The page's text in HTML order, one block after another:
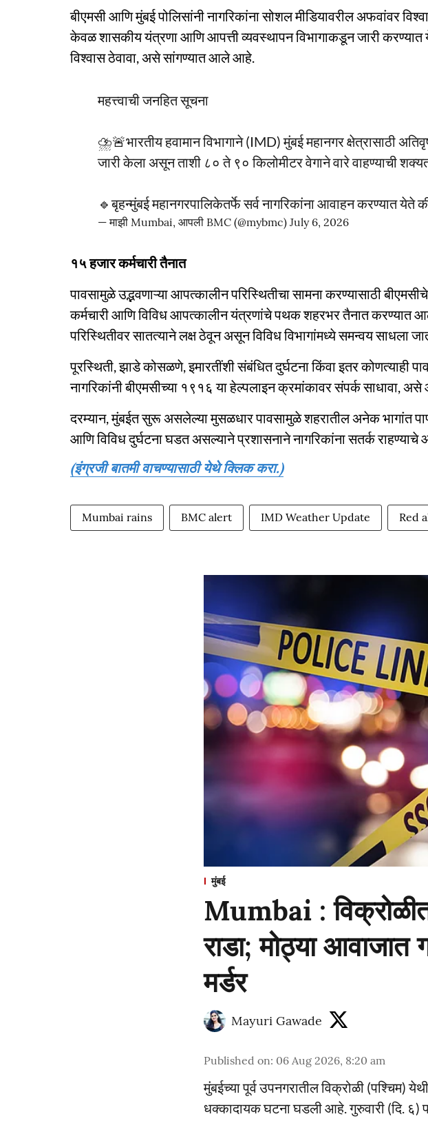
बीएमसी आणि मुंबई पोलिसांनी नागरिकांना सोशल मीडियावरील अफवांवर
केवळ शासकीय यंत्रणा आणि आपत्ती व्यवस्थापन विभागाकडून जारी
विश्वास ठेवावा, असे सांगण्यात आले आहे.
महत्त्वाची जनहित सूचना
⛈️🚨भारतीय हवामान विभागाने (IMD) मुंबई महानगर क्षेत्रासाठी
जारी केला असून ताशी ८० ते ९० किलोमीटर वेगाने वारे वाहण्याची
🔹बृहन्मुंबई महानगरपालिकेतर्फे सर्व नागरिकांना आवाहन करण्यात येते
— माझी Mumbai, आपली BMC (@mybmc) July 6, 2026
१५ हजार कर्मचारी तैनात
पावसामुळे उद्भवणाऱ्या आपत्कालीन परिस्थितीचा सामना करण्यासाठी
कर्मचारी आणि विविध आपत्कालीन यंत्रणांचे पथक शहरभर तैनात करण्यात
परिस्थितीवर सातत्याने लक्ष ठेवून असून विविध विभागांमध्ये समन्वय साधला
पूरस्थिती, झाडे कोसळणे, इमारतींशी संबंधित दुर्घटना किंवा इतर कोणत्याही
नागरिकांनी बीएमसीच्या १९१६ या हेल्पलाइन क्रमांकावर संपर्क साधावा,
दरम्यान, मुंबईत सुरू असलेल्या मुसळधार पावसामुळे शहरातील अनेक भागांत
आणि विविध दुर्घटना घडत असल्याने प्रशासनाने नागरिकांना सतर्क
(इंग्रजी बातमी वाचण्यासाठी येथे क्लिक करा.)
Mumbai rains BMC alert IMD Weather Update Red
मुंबई
Mumbai :
राडा; मोठ्या आवाजात
मर्डर
Mayuri Gawade
Published on: 06 Aug 2026, 8:20 am
मुंबईच्या पूर्व उपनगरातील विक्रोळी (पश्चिम)
धक्कादायक घटना घडली आहे. गुरुवारी (दि. ६)